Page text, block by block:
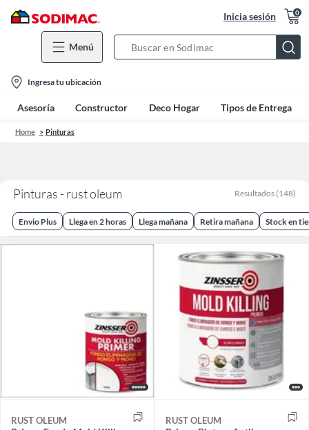
Inicia sesión 0
Menú
Bar
location-
icon
Ingresa tu ubicación
Asesoría Constructor Deco Hogar Tipos de Entrega
Home Pinturas
Pinturas - rust oleum Resultados (148)
Envio Plus Llega en 2 horas Llega mañana Retira mañana Stock en
RUST OLEUM RUST OLEUM